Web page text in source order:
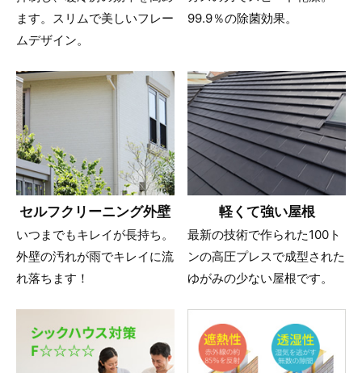
ます。スリムで美しいフレー
ムデザイン。
99.9％の除菌効果。
セルフクリーニング外壁
いつまでもキレイが長持ち。
外壁の汚れが雨でキレイに流
れ落ちます！
軽くて強い屋根
最新の技術で作られた100ト
ンの高圧プレスで成型された
ゆがみの少ない屋根です。